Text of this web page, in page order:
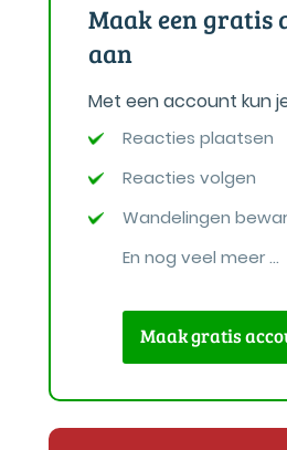
Maak een gratis
aan
Met een account kun
Reacties plaatsen
Reacties volgen
Wandelingen
En nog veel meer ...
Maak gratis